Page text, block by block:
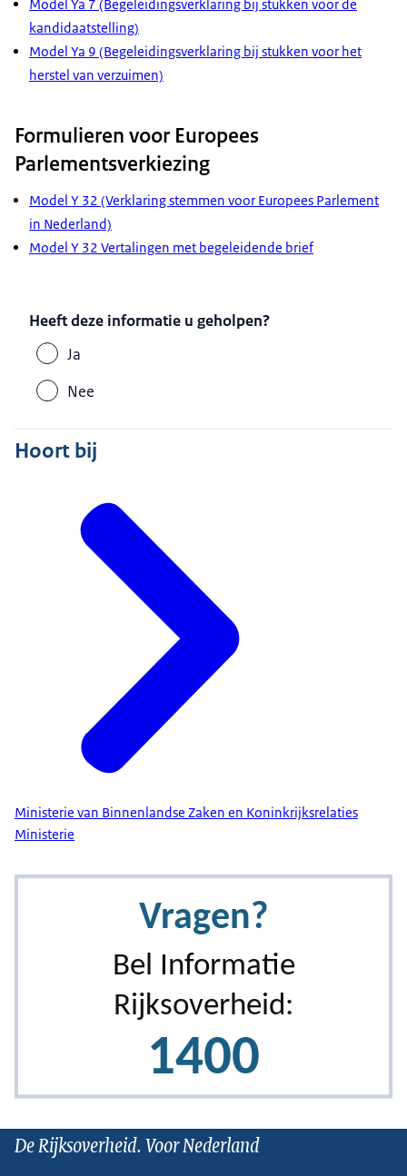
Model Ya 7 (Begeleidingsverklaring bij stukken voor de
kandidaatstelling)
Model Ya 9 (Begeleidingsverklaring bij stukken voor het
herstel van verzuimen)
Formulieren voor Europees
Parlementsverkiezing
Model Y 32 (Verklaring stemmen voor Europees Parlement
in Nederland)
Model Y 32 Vertalingen met begeleidende brief
Heeft deze informatie u geholpen?
Ja
Nee
Hoort bij
Ministerie van Binnenlandse Zaken en Koninkrijksrelaties
Ministerie
De Rijksoverheid. Voor Nederland